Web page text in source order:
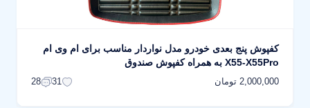
کفپوش پنج بعدی خودرو مدل نواردار مناسب برای ام وی ام
X55-X55Pro به همراه کفپوش صندوق
2,000,000 تومان 31
28